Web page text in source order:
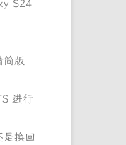
S24
简版
进行
换回